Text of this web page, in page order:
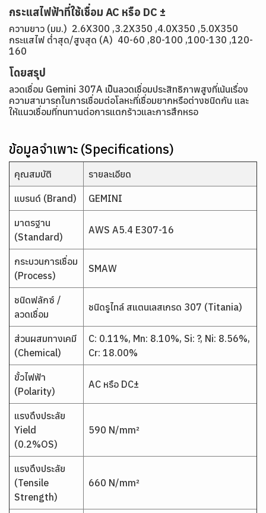
กระแสไฟฟ้าที่ใช้เชื่อม AC หรือ DC ±
ความยาว (มม.) 2.6X300 ,3.2X350 ,4.0X350 ,5.0X350
กระแสไฟ ต่ำสุด/สูงสุด (A) 40-60 ,80-100 ,100-130 ,120-
160
โดยสรุป
ลวดเชื่อม Gemini 307A เป็นลวดเชื่อมประสิทธิภาพสูงที่เน้นเรื่อง
ความสามารถในการเชื่อมต่อโลหะที่เชื่อมยากหรือต่างชนิดกัน และ
ให้แนวเชื่อมที่ทนทานต่อการแตกร้าวและการสึกหรอ
ข้อมูลจำเพาะ (Specifications)
คุณสมบัติ รายละเอียด
แบรนด์ (Brand) GEMINI
มาตรฐาน
(Standard)
AWS A5.4 E307-16
กระบวนการเชื่อม
(Process)
SMAW
ชนิดฟลักซ์ /
ลวดเชื่อม
ชนิดรูไทล์ สแตนเลสเกรด 307 (Titania)
ส่วนผสมทางเคมี
(Chemical)
C: 0.11%, Mn: 8.10%, Si: ?, Ni: 8.56%,
Cr: 18.00%
ขั้วไฟฟ้า
(Polarity)
AC หรือ DC±
แรงดึงประลัย
Yield
(0.2%OS)
590 N/mm²
แรงดึงประลัย
(Tensile
Strength)
660 N/mm²